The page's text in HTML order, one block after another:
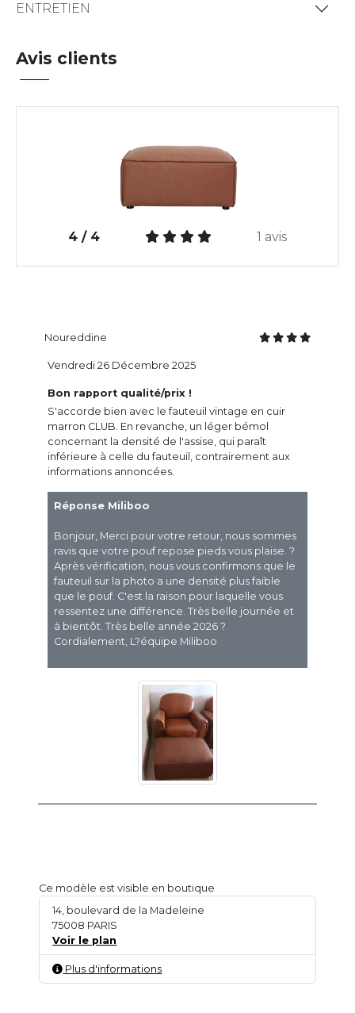
ENTRETIEN
Avis clients
4 / 4 1 avis
Noureddine
Bon rapport qualité/prix !
S'accorde bien avec le fauteuil vintage en cuir
marron CLUB. En revanche, un léger bémol
concernant la densité de l'assise, qui paraît
inférieure à celle du fauteuil, contrairement aux
informations annoncées.
Réponse Miliboo
Bonjour, Merci pour votre retour, nous sommes
ravis que votre pouf repose pieds vous plaise. ?
Après vérification, nous vous confirmons que le
fauteuil sur la photo a une densité plus faible
que le pouf. C'est la raison pour laquelle vous
ressentez une différence. Très belle journée et
à bientôt. Très belle année 2026 ?
Cordialement, L?équipe Miliboo
Vendredi 26 Décembre 2025
Ce modèle est visible en boutique
14, boulevard de la Madeleine
75008 PARIS
Voir le plan
Plus d'informations